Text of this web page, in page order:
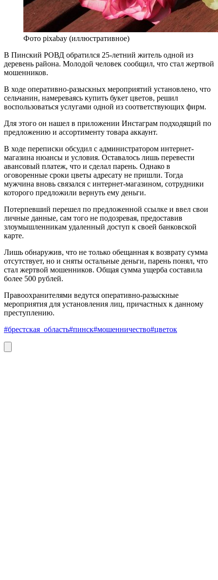
Фото pixabay (иллюстративное)
В Пинский РОВД обратился 25-летний житель одной из
деревень района. Молодой человек сообщил, что стал жертвой
мошенников.
В ходе оперативно-разыскных мероприятий установлено, что
сельчанин, намереваясь купить букет цветов, решил
воспользоваться услугами одной из соответствующих фирм.
Для этого он нашел в приложении Инстаграм подходящий по
предложению и ассортименту товара аккаунт.
В ходе переписки обсудил с администратором интернет-
магазина нюансы и условия. Оставалось лишь перевести
авансовый платеж, что и сделал парень. Однако в
оговоренные сроки цветы адресату не пришли. Тогда
мужчина вновь связался с интернет-магазином, сотрудники
которого предложили вернуть ему деньги.
Потерпевший перешел по предложенной ссылке и ввел свои
личные данные, сам того не подозревая, предоставив
злоумышленникам удаленный доступ к своей банковской
карте.
Лишь обнаружив, что не только обещанная к возврату сумма
отсутствует, но и сняты остальные деньги, парень понял, что
стал жертвой мошенников. Общая сумма ущерба составила
более 500 рублей.
Правоохранителями ведутся оперативно-разыскные
мероприятия для установления лиц, причастных к данному
преступлению.
#брестская_область#пинск#мошенничество#цветок